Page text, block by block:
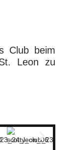
Club beim
Leon zu